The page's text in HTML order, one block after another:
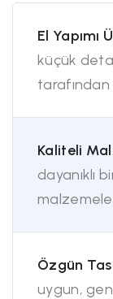
El Yapımı
küçük
tarafından
Kaliteli
dayanıklı
Özgün
uygun,